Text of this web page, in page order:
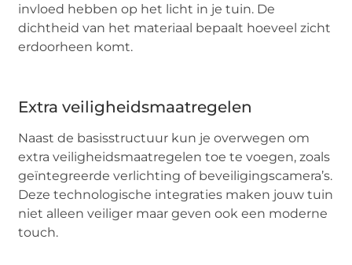
invloed hebben op het licht in je tuin. De
dichtheid van het materiaal bepaalt hoeveel zicht
erdoorheen komt.
Extra veiligheidsmaatregelen
Naast de basisstructuur kun je overwegen om
extra veiligheidsmaatregelen toe te voegen, zoals
geïntegreerde verlichting of beveiligingscamera’s.
Deze technologische integraties maken jouw tuin
niet alleen veiliger maar geven ook een moderne
touch.